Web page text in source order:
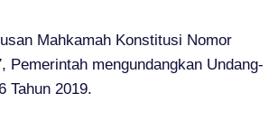
Mahkamah Konstitusi Nomor
Pemerintah mengundangkan Undang-
Tahun 2019.